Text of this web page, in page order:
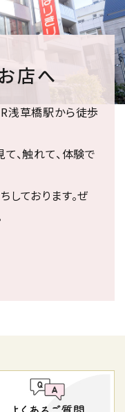
店へ
浅草橋駅から徒歩
、触れて、体験で
しております。ぜ